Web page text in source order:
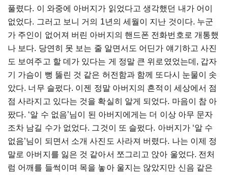
풀렸다. 이 와중에 아버지가 읽었다고 생각했던 내가 어이
없었다. 그러고 보니 거의 1년의 세월이 지난 것이다. 누군
가 주인이 없어져 버린 아버지의 핸드폰 전화번호로 개통했
나 보다. 당연히 못 보는 줄 알면서도 어딘가 얘기하고 사진
도 보여주고 할 데가 있다는 게 정말 큰 위로였었는데, 갑자
기 가슴이 뻥 뚫린 것 같은 허전함과 함께 또다시 눈물이 솟
았다. 너무 슬펐다. 이젠 정말 아버지의 흔적이 세상에서 점
점 사라지고 있다는 것을 확실히 알게 되었다. 마음이 참 아
팠다. ‘알 수 없음’님이 된 아버지에게는 더 이상 아무 문자
조차 남길 수가 없었다. 그것이 또 슬펐다. 아버지가 ‘알 수
없음’님이 되면서 소개 사진도 사라져 버렸다. 나는 이제 정
말로 아버지를 잃은 것 같아서 쪼그리고 앉아 울었다. 전처
럼 어깨를 들썩이며 목을 놓아 울지는 않았지만 신음 같은